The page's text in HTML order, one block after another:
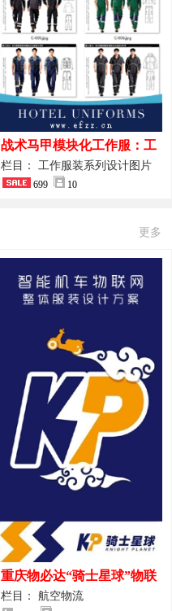
战术马甲模块化工作服：工
程巡检与设备调试岗位的多
功能收纳设计
栏目： 工作服装系列设计图片
699 10
更多
重庆物必达“骑士星球”物联
网派送人员服装设计案例
栏目： 航空物流